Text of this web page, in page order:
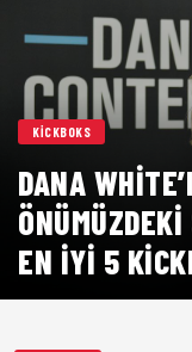
KICKBOKS
DANA
EN İYI 5